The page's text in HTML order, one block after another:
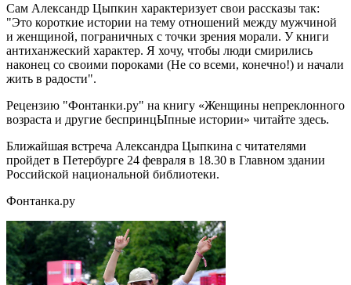
Сам Александр Цыпкин характеризует свои рассказы так:
"Это короткие истории на тему отношений между мужчиной
и женщиной, пограничных с точки зрения морали. У книги
антиханжеский характер. Я хочу, чтобы люди смирились
наконец со своими пороками (Не со всеми, конечно!) и начали
жить в радости".
Рецензию "Фонтанки.ру" на книгу «Женщины непреклонного
возраста и другие беспринцЫпные истории» читайте здесь.
Ближайшая встреча Александра Цыпкина с читателями
пройдет в Петербурге 24 февраля в 18.30 в Главном здании
Российской национальной библиотеки.
Фонтанка.ру